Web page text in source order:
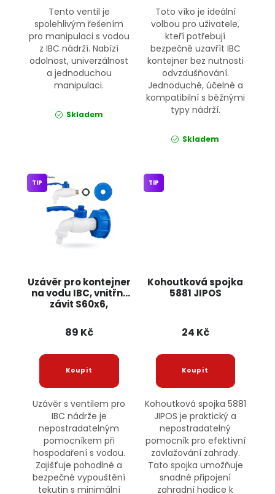
Tento ventil je
spolehlivým řešením
pro manipulaci s vodou
z IBC nádrží. Nabízí
odolnost, univerzálnost
a jednoduchou
manipulaci.
Skladem
Toto víko je ideální
volbou pro uživatele,
kteří potřebují
bezpečně uzavřít IBC
kontejner bez nutnosti
odvzdušňování.
Jednoduché, účelné a
kompatibilní s běžnými
typy nádrží.
Skladem
Uzávěr pro kontejner
na vodu IBC, vnitřní
závit S60x6,
ocelovým závitem
1/2" a těsněním
TIP
89 Kč
Uzávěr s ventilem pro
IBC nádrže je
nepostradatelným
pomocníkem při
hospodaření s vodou.
Zajišťuje pohodlné a
bezpečné vypouštění
tekutin s minimální
Kohoutková spojka
5881 JIPOS
TIP
24 Kč
Kohoutková spojka 5881
JIPOS je praktický a
nepostradatelný
pomocník pro efektivní
zavlažování zahrady.
Tato spojka umožňuje
snadné připojení
zahradní hadice k